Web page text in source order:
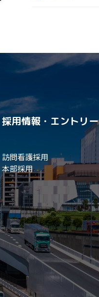
採用情報・エントリー
訪問看護採用
本部採用